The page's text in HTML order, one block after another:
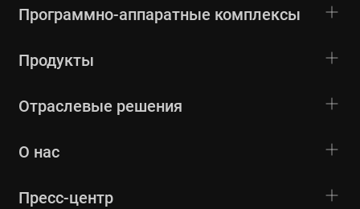
Программно-аппаратные комплексы
Продукты
Отраслевые решения
О нас
Пресс-центр